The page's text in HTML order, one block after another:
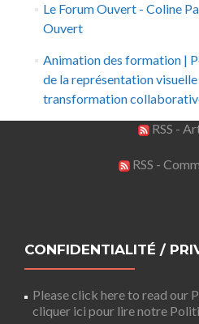
Le Forum Ouvert - Coline
Ouvert
Animation des formation |
de la représentation
transformation
RSS -
RSS -
CONFIDENTIALITÉ /
Please click here to read our
cliquer ici pour lire notre